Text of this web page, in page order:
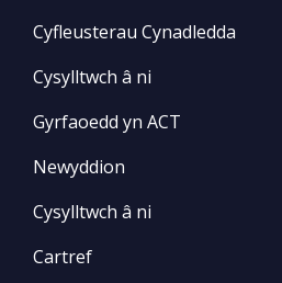
Cyfleusterau Cynadledda
Cysylltwch â ni
Gyrfaoedd yn ACT
Newyddion
Cysylltwch â ni
Cartref